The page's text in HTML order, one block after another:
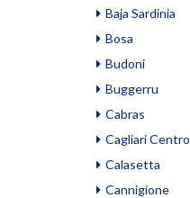
Baja Sardinia
Bosa
Budoni
Buggerru
Cabras
Cagliari Centro
Calasetta
Cannigione